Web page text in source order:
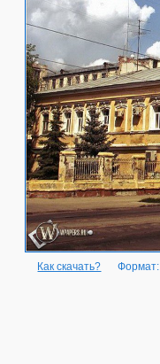
Как скачать? Формат: